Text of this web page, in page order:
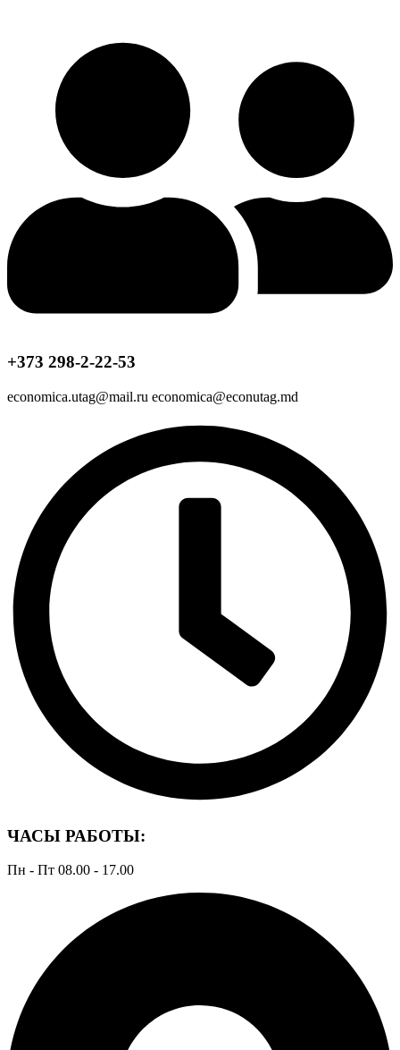
+373 298-2-22-53
economica.utag@mail.ru economica@econutag.md
ЧАСЫ РАБОТЫ:
Пн - Пт 08.00 - 17.00